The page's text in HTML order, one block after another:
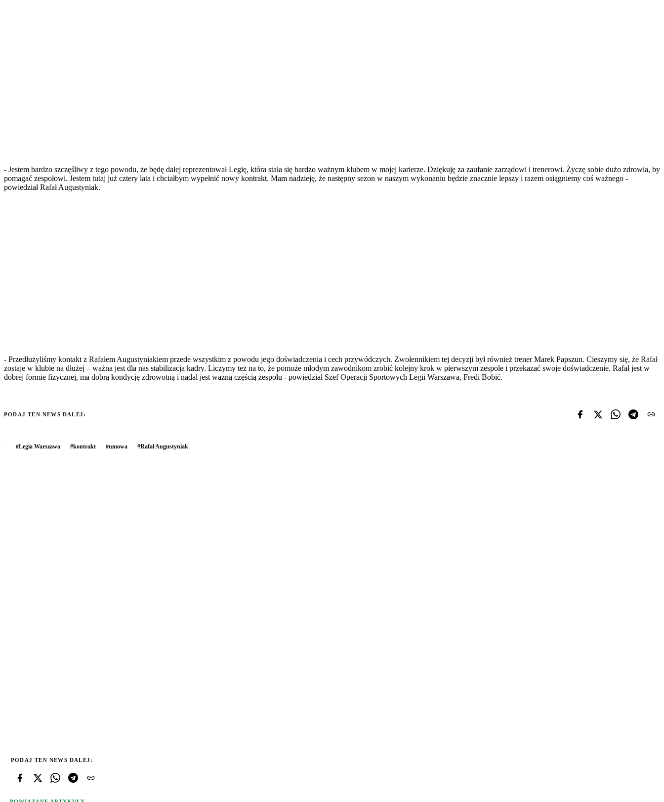
- Jestem bardzo szczęśliwy z tego powodu, że będę dalej reprezentował Legię, która stała się bardzo ważnym klubem w mojej karierze. Dziękuję za zaufanie zarządowi i trenerowi. Życzę sobie dużo zdrowia, by
pomagać zespołowi. Jestem tutaj już cztery lata i chciałbym wypełnić nowy kontrakt. Mam nadzieję, że następny sezon w naszym wykonaniu będzie znacznie lepszy i razem osiągniemy coś ważnego -
powiedział Rafał Augustyniak.
- Przedłużyliśmy kontakt z Rafałem Augustyniakiem przede wszystkim z powodu jego doświadczenia i cech przywódczych. Zwolennikiem tej decyzji był również trener Marek Papszun. Cieszymy się, że Rafał
zostaje w klubie na dłużej – ważna jest dla nas stabilizacja kadry. Liczymy też na to, że pomoże młodym zawodnikom zrobić kolejny krok w pierwszym zespole i przekazać swoje doświadczenie. Rafał jest w
dobrej formie fizycznej, ma dobrą kondycję zdrowotną i nadal jest ważną częścią zespołu - powiedział Szef Operacji Sportowych Legii Warszawa, Fredi Bobić.
PODAJ TEN NEWS DALEJ:
#Legia Warszawa #kontrakt #umowa #Rafał Augustyniak
PODAJ TEN NEWS DALEJ: